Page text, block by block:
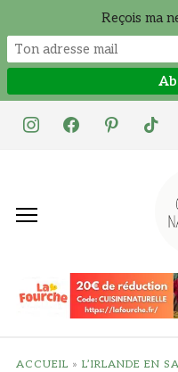
instagramfacebookpinteresttiktok
ACCUEIL » L’IRLANDE EN
Reçois ma